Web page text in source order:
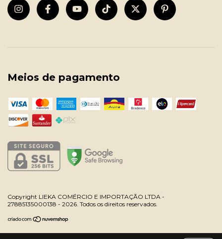
Meios de pagamento
Copyright LIEKA COMÉRCIO E IMPORTAÇÃO LTDA -
27885135000138 - 2026. Todos os direitos reservados.